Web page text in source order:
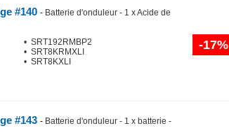
#140 - Batterie d'onduleur - 1 x Acide de
• SRT192RMBP2
• SRT8KRMXLI
• SRT8KXLI
-17%
#143 - Batterie d'onduleur - 1 x batterie -